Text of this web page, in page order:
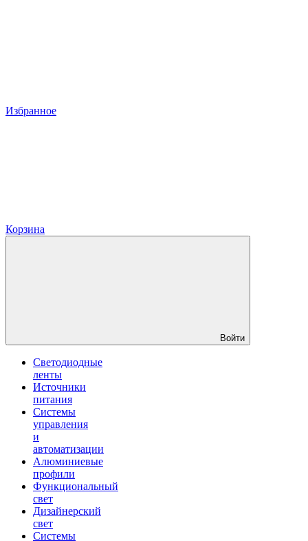
Избранное
Корзина
Войти
Светодиодные
ленты
Источники
питания
Системы
управления
и
автоматизации
Алюминиевые
профили
Функциональный
свет
Дизайнерский
свет
Системы